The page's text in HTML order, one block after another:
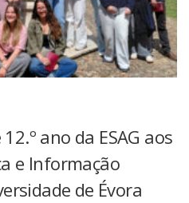
ano da ESAG aos
e Informação
de Évora